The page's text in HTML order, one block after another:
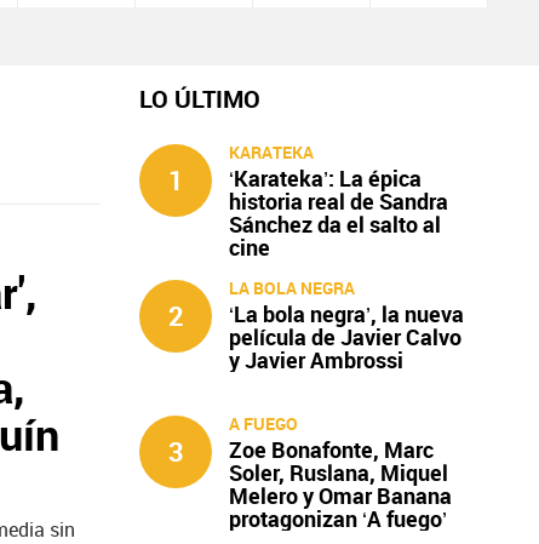
sin
LO ÚLTIMO
1
KARATEKA
‘Karateka’: La épica
historia real de Sandra
Sánchez da el salto al
cine
2
LA BOLA NEGRA
‘La bola negra’, la nueva
película de Javier Calvo
y Javier Ambrossi
3
A FUEGO
Zoe Bonafonte, Marc
Soler, Ruslana, Miquel
Melero y Omar Banana
protagonizan ‘A fuego’